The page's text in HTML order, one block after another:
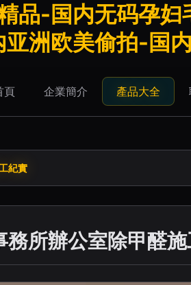
品-国内无码孕
洲欧美偷拍-国
頁 企業簡介 產品大全
紀實
所辦公室除甲醛施